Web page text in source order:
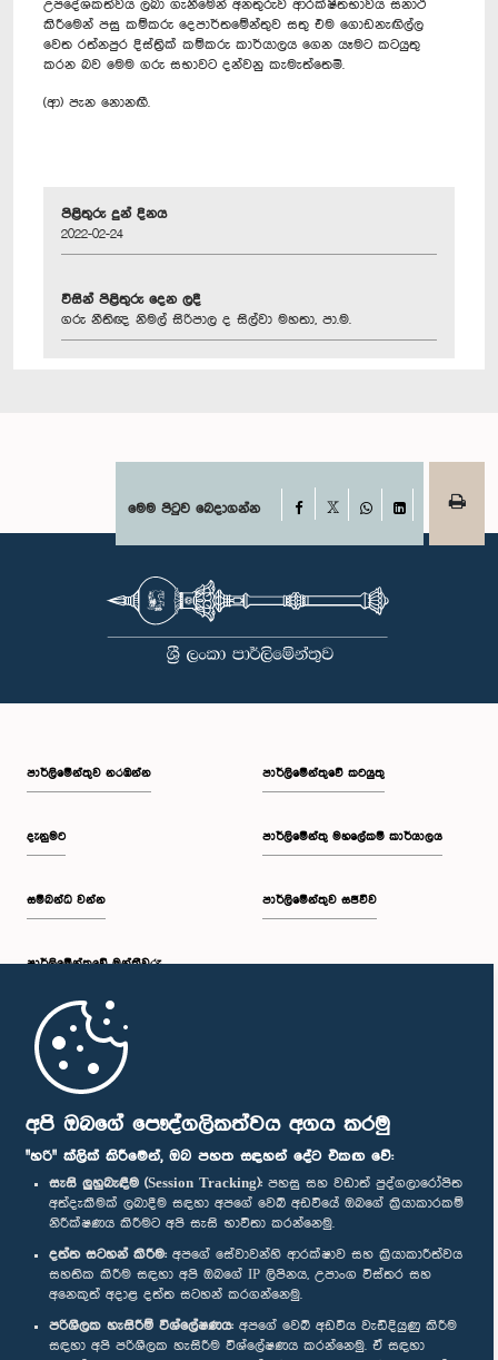
අපි ඔබගේ පෞද්ගලිකත්වය අගය කරමු
"හරි" ක්ලික් කිරීමෙන්, ඔබ පහත සඳහන් දේට එකඟ වේ:
සැසි ලුහුබැඳීම (Session Tracking): පහසු සහ වඩාත් පුද්ගලාරෝපිත
අත්දැකීමක් ලබාදීම සඳහා අපගේ වෙබ් අඩවියේ ඔබගේ ක්‍රියාකාරකම්
නිරීක්ෂණය කිරීමට අපි සැසි භාවිතා කරන්නෙමු.
දත්ත සටහන් කිරීම: අපගේ සේවාවන්හි ආරක්ෂාව සහ ක්‍රියාකාරීත්වය
සහතික කිරීම සඳහා අපි ඔබගේ IP ලිපිනය, උපාංග විස්තර සහ
අනෙකුත් අදාළ දත්ත සටහන් කරගන්නෙමු.
පරිශීලක හැසිරීම් විශ්ලේෂණය: අපගේ වෙබ් අඩවිය වැඩිදියුණු කිරීම
සඳහා අපි පරිශීලක හැසිරීම විශ්ලේෂණය කරන්නෙමු. ඒ සඳහා
උපදේශකත්වය ලබා ගැනීමෙන් අනතුරුව ආරක්ෂිතභාවය සනාථ
කිරීමෙන් පසු කම්කරු දෙපාර්තමේන්තුව සතු එම ගොඩනැඟිල්ල
වෙත රත්නපුර දිස්ත්‍රික් කම්කරු කාර්යාලය ගෙන යෑමට කටයුතු
කරන බව මෙම ගරු සභාවට දන්වනු කැමැත්තෙමි.
(ආ) පැන නොනඟී.
පිළිතුරු දුන් දිනය
2022-02-24
විසින් පිළිතුරු දෙන ලදී
ගරු නීතිඥ නිමල් සිරිපාල ද සිල්වා මහතා, පා.ම.
මෙම පිටුව බෙදාගන්න Facebook
WhatsAppLinkedIn
පාර්ලි‌මේන්තුව නරඹන්න
දැනුමට
සම්බන්ධ වන්න
පාර්ලි‌මේන්තුවේ මන්ත්‍රීවරු
මුල් පිටුව
පාර්ලිමේන්තුවේ කටයුතු
පාර්ලිමේන්තු මහලේකම් කාර්යාලය
පාර්ලිමේන්තුව සජීවීව
පාර්ලිමේන්තු ජංගම යෙදුම
අප හා සම්බන්ධ වී සිටින්න :
සම්මාන